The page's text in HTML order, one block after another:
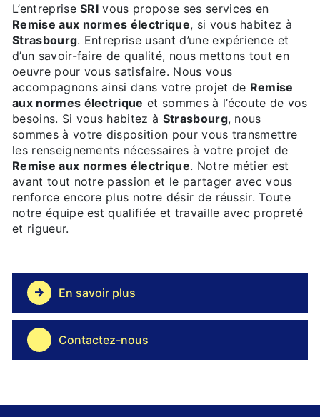
L’entrepriseSRI vous propose ses services en
Remise aux normes électrique, si vous habitez à
Strasbourg. Entreprise usant d’une expérience et
d’un savoir-faire de qualité, nous mettons tout en
oeuvre pour vous satisfaire. Nous vous
accompagnons ainsi dans votre projet de Remise
aux normes électrique et sommes à l’écoute de vos
besoins. Si vous habitez à Strasbourg, nous
sommes à votre disposition pour vous transmettre
les renseignements nécessaires à votre projet de
Remise aux normes électrique. Notre métier est
avant tout notre passion et le partager avec vous
renforce encore plus notre désir de réussir. Toute
notre équipe est qualifiée et travaille avec propreté
et rigueur.
En savoir plus
Contactez-nous